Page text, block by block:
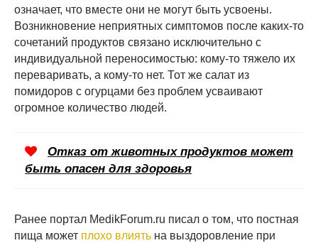
означает, что вместе они не могут быть усвоены.
Возникновение неприятных симптомов после каких-то
сочетаний продуктов связано исключительно с
индивидуальной переносимостью: кому-то тяжело их
переваривать, а кому-то нет. Тот же салат из
помидоров с огурцами без проблем усваивают
огромное количество людей.
Отказ от животных продуктов может
быть опасен для здоровья
Ранее портал MedikForum.ru писал о том, что постная
пища может плохо влиять на выздоровление при